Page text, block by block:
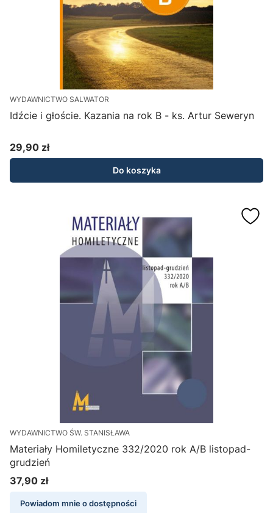
WYDAWNICTWO SALWATOR
Idźcie i głoście. Kazania na rok B - ks. Artur Seweryn
Cena
29,90 zł
Do koszyka
WYDAWNICTWO ŚW. STANISŁAWA
Materiały Homiletyczne 332/2020 rok A/B listopad-
grudzień
Cena
37,90 zł
Powiadom mnie o dostępności